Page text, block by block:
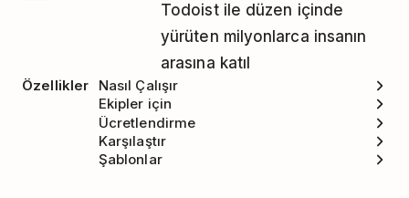
Todoist ile düzen içinde
yürüten milyonlarca insanın
arasına katıl
Özellikler
Nasıl Çalışır
Ekipler için
Ücretlendirme
Karşılaştır
Şablonlar